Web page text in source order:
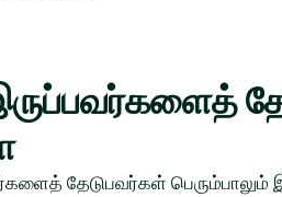
தேடுபவர்கள் பெரும்பாலும்